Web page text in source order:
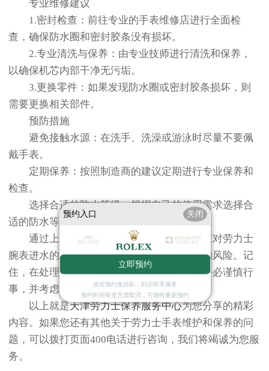
专业维修建议
1.密封检查：前往专业的手表维修店进行全面检
查，确保防水圈和密封胶条没有损坏。
2.专业清洗与保养：由专业技师进行清洗和保养，
以确保机芯内部干净无污垢。
3.更换零件：如果发现防水圈或密封胶条损坏，则
需要更换相关部件。
预防措施
避免接触水源：在洗手、洗澡或游泳时尽量不要佩
戴手表。
定期保养：按照制造商的建议定期进行专业保养和
检查。
选择合适的防水等级：根据自己的使用需求选择合
适的防水等级的手表。
通过上述方法的了解与实践，可以有效应对劳力士
腕表进水的问题，并减少未来发生类似情况的风险。记
住，在处理任何涉及精密机械的操作时，请务必谨慎行
事，并考虑寻求专业人士的帮助。
以上就是天津劳力士保养服务中心为您分享的精彩
内容。如果您还有其他关于劳力士手表维护和保养的问
题，可以拨打页面400电话进行咨询，我们将竭诚为您服
务。
预约入口 关闭
立即预约
提前预约免排队，到店即享服务
预约时间有变无需取消，可随时重新预约